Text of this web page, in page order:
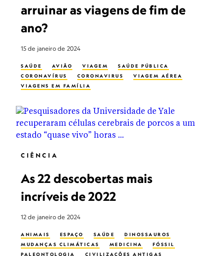
arruinar as viagens de fim de
ano?
15 de janeiro de 2024
SAÚDE AVIÃO VIAGEM
SAÚDE PÚBLICA
CORONAVÍRUS
CORONAVIRUS
VIAGEM AÉREA
VIAGENS EM FAMÍLIA
CIÊNCIA
As 22 descobertas mais
incríveis de 2022
12 de janeiro de 2024
ANIMAIS ESPAÇO SAÚDE
DINOSSAUROS
MUDANÇAS CLIMÁTICAS
MEDICINA
FÓSSIL
PALEONTOLOGIA
CIVILIZAÇÕES ANTIGAS